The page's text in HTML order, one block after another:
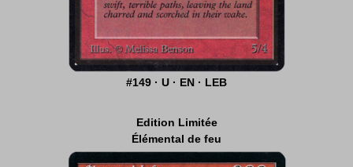
#149 · U · EN · LEB
Edition Limitée
Élémental de feu